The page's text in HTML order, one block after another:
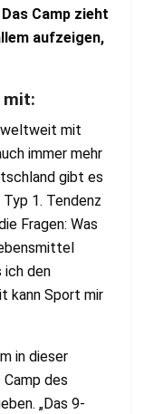
Das Camp zieht
aufzeigen,
mit:
weltweit mit
immer mehr
gibt es
1. Tendenz
Fragen: Was
ich den
kann Sport mir
in dieser
des
„Das 9-